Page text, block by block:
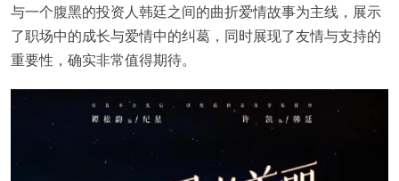
与一个腹黑的投资人韩廷之间的曲折爱情故事为主线，展示
了职场中的成长与爱情中的纠葛，同时展现了友情与支持的
重要性，确实非常值得期待。